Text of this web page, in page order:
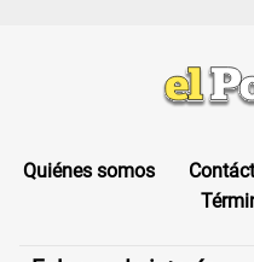
Quiénes somos